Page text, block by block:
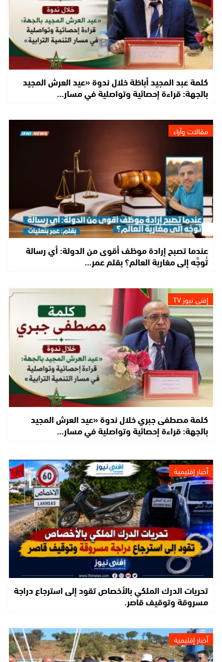
كلمة عبد المجيد أباظة خلال ندوة «عيد العرش المجيد
بالجهة: قراءة إحصائية وتواصلية في مسار…
مقالات وآراء
عندما تصبح إرادة موظف أقوى من الدولة: أي رسالة
تُوجَّه إلى مغاربة العالم؟ بقلم عمر…
إفني نيوز TV
كلمة مصطفى جبري خلال ندوة «عيد العرش المجيد
بالجهة: قراءة إحصائية وتواصلية في مسار…
أخبار إقليمية
تحريات الدرك الملكي بالأخصاص تقود إلى استرجاع دراجة
مسروقة وتوقيف قاصر.
أخبار إقليمية